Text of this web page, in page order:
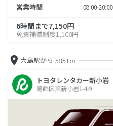
営業時間 08:00-20:00
6時間まで7,150円
免責補償制度1,100円
大島駅から 3851m
トヨタレンタカー新小岩
葛飾区東新小岩1-4-9